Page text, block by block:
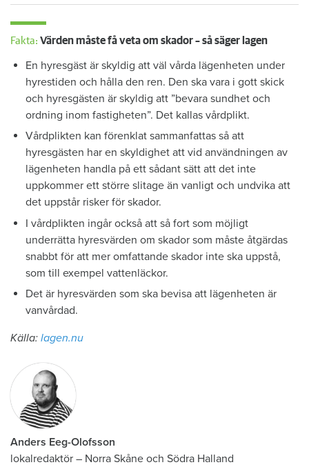
Fakta: Värden måste få veta om skador – så säger lagen
En hyresgäst är skyldig att väl vårda lägenheten under
hyrestiden och hålla den ren. Den ska vara i gott skick
och hyresgästen är skyldig att ”bevara sundhet och
ordning inom fastigheten”. Det kallas vårdplikt.
Vårdplikten kan förenklat sammanfattas så att
hyresgästen har en skyldighet att vid användningen av
lägenheten handla på ett sådant sätt att det inte
uppkommer ett större slitage än vanligt och undvika att
det uppstår risker för skador.
I vårdplikten ingår också att så fort som möjligt
underrätta hyresvärden om skador som måste åtgärdas
snabbt för att mer omfattande skador inte ska uppstå,
som till exempel vattenläckor.
Det är hyresvärden som ska bevisa att lägenheten är
vanvårdad.
Källa: lagen.nu
Anders Eeg-Olofsson
lokalredaktör – Norra Skåne och Södra Halland